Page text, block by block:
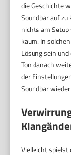
die Geschichte
Soundbar auf zu
nichts am Setup
kaum. In
Lösung sein
Ton danach
der
Soundbar
Vielleicht spielst